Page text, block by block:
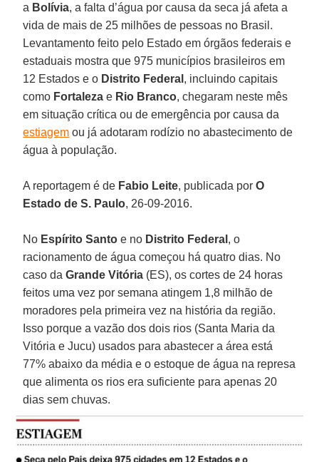
a Bolívia, a falta d’água por causa da seca já afeta a
vida de mais de 25 milhões de pessoas no Brasil.
Levantamento feito pelo Estado em órgãos federais e
estaduais mostra que 975 municípios brasileiros em
12 Estados e o Distrito Federal , incluindo capitais
como Fortaleza e Rio Branco, chegaram neste mês
em situação crítica ou de emergência por causa da
estiagem ou já adotaram rodízio no abastecimento de
água à população.
A reportagem é de Fabio Leite, publicada porO
Estado de S. Paulo, 26-09-2016.
No Espírito Santo e no Distrito Federal , o
racionamento de água começou há quatro dias. No
caso daGrande Vitória (ES), os cortes de 24 horas
feitos uma vez por semana atingem 1,8 milhão de
moradores pela primeira vez na história da região.
Isso porque a vazão dos dois rios (Santa Maria da
Vitória e Jucu) usados para abastecer a área está
77% abaixo da média e o estoque de água na represa
que alimenta os rios era suficiente para apenas 20
dias sem chuvas.